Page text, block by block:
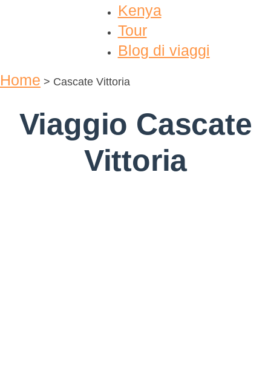
Kenya
Tour
Blog di viaggi
Home > Cascate Vittoria
Viaggio Cascate
Vittoria